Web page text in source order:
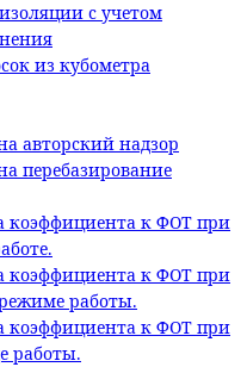
с учетом
из кубометра
авторский надзор
перебазирование
коэффициента к ФОТ при
коэффициента к ФОТ при
работы.
коэффициента к ФОТ при
работы.